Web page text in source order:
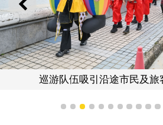
上一则
巡游队伍吸引沿途市民及旅
1 2 3 4 5 6 7 8 9 10